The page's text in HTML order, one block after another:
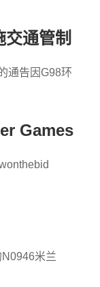
通管制
通告因G98环
Games
米兰